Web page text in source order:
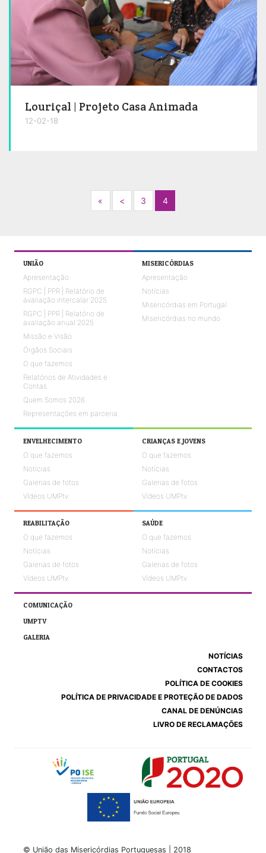
Louriçal | Projeto Casa Animada
12-02-18
« Next<Previous
3 4
UNIÃO
Apresentação
RGPC | PPR | Relatório de
avaliação intercalar 2025
RGPC | PPR | Relatório de
avaliação anual 2025
Missão e Visão
Órgãos Sociais
O que fazemos
Relatórios de Atividades e
Contas
Quem Somos 2026
Representações em parceria
MISERICÓRDIAS
Apresentação
Notícias
Misericórdias em Portugal
Misericórdias no mundo
ENVELHECIMENTO
O que fazemos
Notícias
Galerias de fotos
Vídeos UMPtv
CRIANÇAS E JOVENS
O que fazemos
Notícias
Galerias de fotos
Vídeos UMPtv
REABILITAÇÃO
O que fazemos
Notícias
Galerias de fotos
Vídeos UMPtv
SAÚDE
O que fazemos
Notícias
Galerias de fotos
Vídeos UMPtv
COMUNICAÇÃO
UMPTV
GALERIA
NOTÍCIAS
CONTACTOS
POLÍTICA DE COOKIES
POLÍTICA DE PRIVACIDADE E PROTEÇÃO DE DADOS
CANAL DE DENÚNCIAS
LIVRO DE RECLAMAÇÕES
© União das Misericórdias Portuguesas | 2018